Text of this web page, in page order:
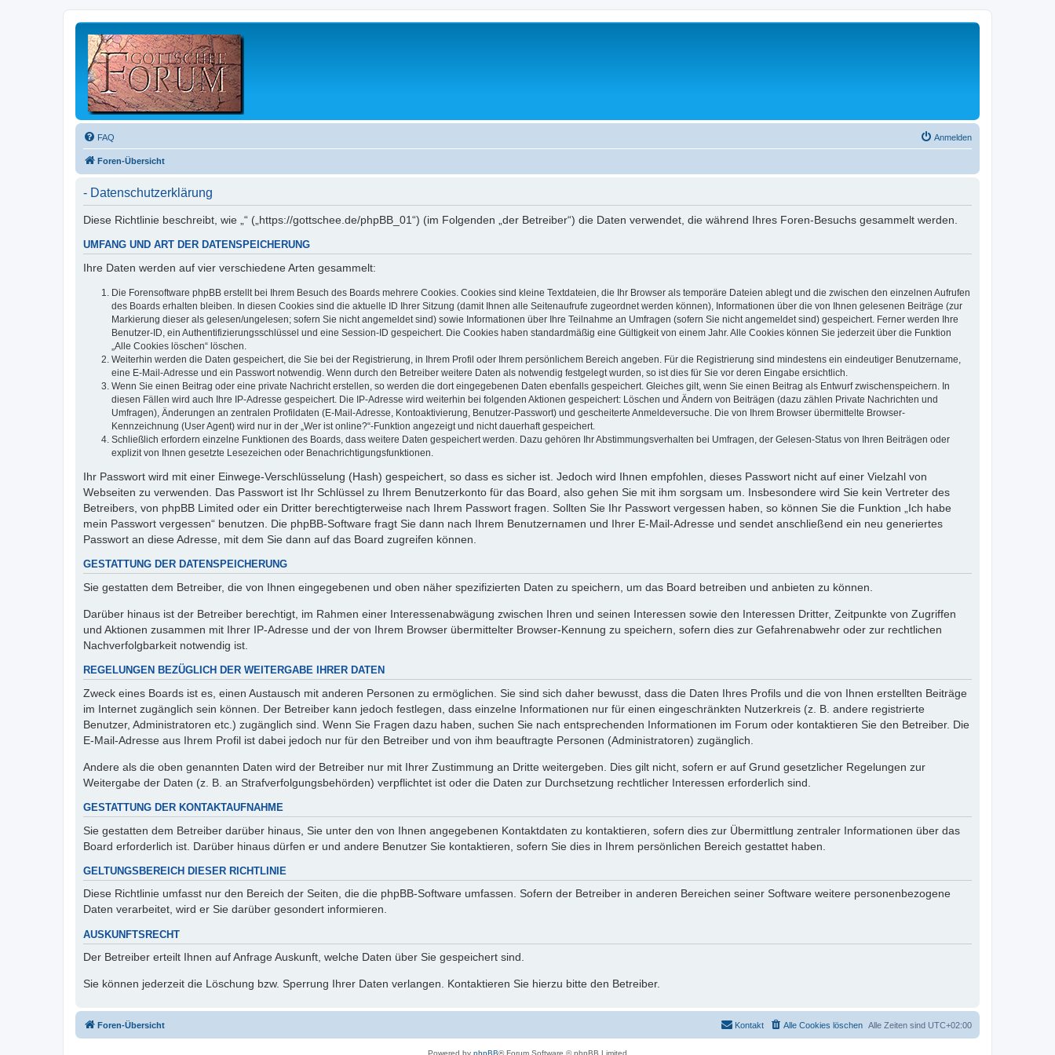
FAQ Anmelden
Foren-Übersicht
- Datenschutzerklärung
Diese Richtlinie beschreibt, wie „“ („https://gottschee.de/phpBB_01“) (im Folgenden „der Betreiber“) die Daten verwendet, die während Ihres Foren-Besuchs gesammelt werden.
UMFANG UND ART DER DATENSPEICHERUNG
Ihre Daten werden auf vier verschiedene Arten gesammelt:
Die Forensoftware phpBB erstellt bei Ihrem Besuch des Boards mehrere Cookies. Cookies sind kleine Textdateien, die Ihr Browser als temporäre Dateien ablegt und die zwischen den einzelnen Aufrufen
des Boards erhalten bleiben. In diesen Cookies sind die aktuelle ID Ihrer Sitzung (damit Ihnen alle Seitenaufrufe zugeordnet werden können), Informationen über die von Ihnen gelesenen Beiträge (zur
Markierung dieser als gelesen/ungelesen; sofern Sie nicht angemeldet sind) sowie Informationen über Ihre Teilnahme an Umfragen (sofern Sie nicht angemeldet sind) gespeichert. Ferner werden Ihre
Benutzer-ID, ein Authentifizierungsschlüssel und eine Session-ID gespeichert. Die Cookies haben standardmäßig eine Gültigkeit von einem Jahr. Alle Cookies können Sie jederzeit über die Funktion
„Alle Cookies löschen“ löschen.
Weiterhin werden die Daten gespeichert, die Sie bei der Registrierung, in Ihrem Profil oder Ihrem persönlichem Bereich angeben. Für die Registrierung sind mindestens ein eindeutiger Benutzername,
eine E-Mail-Adresse und ein Passwort notwendig. Wenn durch den Betreiber weitere Daten als notwendig festgelegt wurden, so ist dies für Sie vor deren Eingabe ersichtlich.
Wenn Sie einen Beitrag oder eine private Nachricht erstellen, so werden die dort eingegebenen Daten ebenfalls gespeichert. Gleiches gilt, wenn Sie einen Beitrag als Entwurf zwischenspeichern. In
diesen Fällen wird auch Ihre IP-Adresse gespeichert. Die IP-Adresse wird weiterhin bei folgenden Aktionen gespeichert: Löschen und Ändern von Beiträgen (dazu zählen Private Nachrichten und
Umfragen), Änderungen an zentralen Profildaten (E-Mail-Adresse, Kontoaktivierung, Benutzer-Passwort) und gescheiterte Anmeldeversuche. Die von Ihrem Browser übermittelte Browser-
Kennzeichnung (User Agent) wird nur in der „Wer ist online?“-Funktion angezeigt und nicht dauerhaft gespeichert.
Schließlich erfordern einzelne Funktionen des Boards, dass weitere Daten gespeichert werden. Dazu gehören Ihr Abstimmungsverhalten bei Umfragen, der Gelesen-Status von Ihren Beiträgen oder
explizit von Ihnen gesetzte Lesezeichen oder Benachrichtigungsfunktionen.
Ihr Passwort wird mit einer Einwege-Verschlüsselung (Hash) gespeichert, so dass es sicher ist. Jedoch wird Ihnen empfohlen, dieses Passwort nicht auf einer Vielzahl von
Webseiten zu verwenden. Das Passwort ist Ihr Schlüssel zu Ihrem Benutzerkonto für das Board, also gehen Sie mit ihm sorgsam um. Insbesondere wird Sie kein Vertreter des
Betreibers, von phpBB Limited oder ein Dritter berechtigterweise nach Ihrem Passwort fragen. Sollten Sie Ihr Passwort vergessen haben, so können Sie die Funktion „Ich habe
mein Passwort vergessen“ benutzen. Die phpBB-Software fragt Sie dann nach Ihrem Benutzernamen und Ihrer E-Mail-Adresse und sendet anschließend ein neu generiertes
Passwort an diese Adresse, mit dem Sie dann auf das Board zugreifen können.
GESTATTUNG DER DATENSPEICHERUNG
Sie gestatten dem Betreiber, die von Ihnen eingegebenen und oben näher spezifizierten Daten zu speichern, um das Board betreiben und anbieten zu können.
Darüber hinaus ist der Betreiber berechtigt, im Rahmen einer Interessenabwägung zwischen Ihren und seinen Interessen sowie den Interessen Dritter, Zeitpunkte von Zugriffen
und Aktionen zusammen mit Ihrer IP-Adresse und der von Ihrem Browser übermittelter Browser-Kennung zu speichern, sofern dies zur Gefahrenabwehr oder zur rechtlichen
Nachverfolgbarkeit notwendig ist.
REGELUNGEN BEZÜGLICH DER WEITERGABE IHRER DATEN
Zweck eines Boards ist es, einen Austausch mit anderen Personen zu ermöglichen. Sie sind sich daher bewusst, dass die Daten Ihres Profils und die von Ihnen erstellten Beiträge
im Internet zugänglich sein können. Der Betreiber kann jedoch festlegen, dass einzelne Informationen nur für einen eingeschränkten Nutzerkreis (z. B. andere registrierte
Benutzer, Administratoren etc.) zugänglich sind. Wenn Sie Fragen dazu haben, suchen Sie nach entsprechenden Informationen im Forum oder kontaktieren Sie den Betreiber. Die
E-Mail-Adresse aus Ihrem Profil ist dabei jedoch nur für den Betreiber und von ihm beauftragte Personen (Administratoren) zugänglich.
Andere als die oben genannten Daten wird der Betreiber nur mit Ihrer Zustimmung an Dritte weitergeben. Dies gilt nicht, sofern er auf Grund gesetzlicher Regelungen zur
Weitergabe der Daten (z. B. an Strafverfolgungsbehörden) verpflichtet ist oder die Daten zur Durchsetzung rechtlicher Interessen erforderlich sind.
GESTATTUNG DER KONTAKTAUFNAHME
Sie gestatten dem Betreiber darüber hinaus, Sie unter den von Ihnen angegebenen Kontaktdaten zu kontaktieren, sofern dies zur Übermittlung zentraler Informationen über das
Board erforderlich ist. Darüber hinaus dürfen er und andere Benutzer Sie kontaktieren, sofern Sie dies in Ihrem persönlichen Bereich gestattet haben.
GELTUNGSBEREICH DIESER RICHTLINIE
Diese Richtlinie umfasst nur den Bereich der Seiten, die die phpBB-Software umfassen. Sofern der Betreiber in anderen Bereichen seiner Software weitere personenbezogene
Daten verarbeitet, wird er Sie darüber gesondert informieren.
AUSKUNFTSRECHT
Der Betreiber erteilt Ihnen auf Anfrage Auskunft, welche Daten über Sie gespeichert sind.
Sie können jederzeit die Löschung bzw. Sperrung Ihrer Daten verlangen. Kontaktieren Sie hierzu bitte den Betreiber.
Foren-Übersicht Alle Zeiten sind UTC+02:00
Alle Cookies löschen
Kontakt
Powered by phpBB® Forum Software © phpBB Limited